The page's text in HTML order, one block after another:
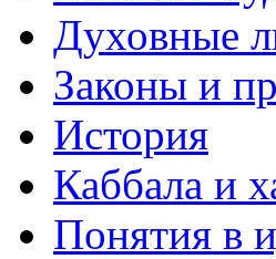
Духовные
Законы и
История
Каббала и
Понятия в